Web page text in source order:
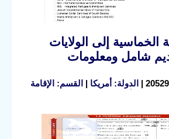
الخماسية إلى الولايات
شامل ومعلومات
الدولة: أمريكا | القسم: الإقامة